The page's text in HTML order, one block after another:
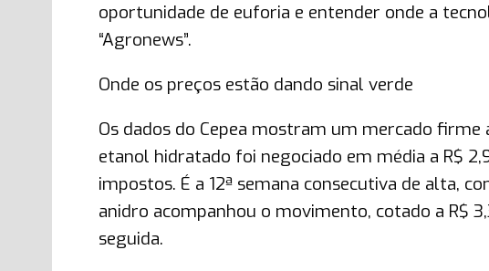
oportunidade de euforia e entender onde a
“Agronews”.
Onde os preços estão dando sinal verde
Os dados do Cepea mostram um mercado
etanol hidratado foi negociado em média a R$
impostos. É a 12ª semana consecutiva de alta,
anidro acompanhou o movimento, cotado a R$
seguida.